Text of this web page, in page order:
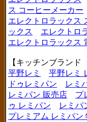
ス コーヒーメーカー
エレクトロラックス
ックス
エレクトロ
エレクトロラックス
【キッチンブラン
平野レミ
平野レミ
ドゥレミパン
レミ
レミパン 販売店
プ
ゥ レミパン
レミパ
プレミアム レミパン